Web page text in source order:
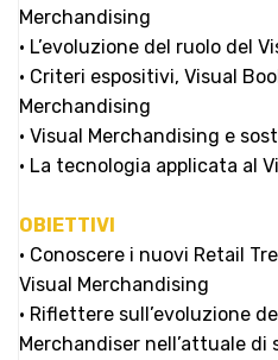
Merchandising
• L’evoluzione del ruolo del
• Criteri espositivi, Visual
Merchandising
• Visual Merchandising e
• La tecnologia applicata al
OBIETTIVI
• Conoscere i nuovi Retail
Visual Merchandising
• Riflettere sull’evoluzione
Merchandiser nell’attuale di